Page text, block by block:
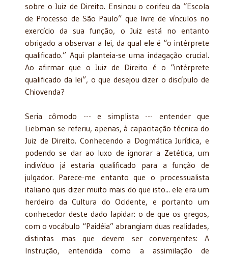
sobre o Juiz de Direito. Ensinou o corifeu da “Escola
de Processo de São Paulo” que livre de vínculos no
exercício da sua função, o Juiz está no entanto
obrigado a observar a lei, da qual ele é “o intérprete
qualificado.” Aqui planteia-se uma indagação crucial.
Ao afirmar que o Juiz de Direito é o “intérprete
qualificado da lei”, o que desejou dizer o discípulo de
Chiovenda?
Seria cômodo --- e simplista --- entender que
Liebman se referiu, apenas, à capacitação técnica do
Juiz de Direito. Conhecendo a Dogmática Jurídica, e
podendo se dar ao luxo de ignorar a Zetética, um
indivíduo já estaria qualificado para a função de
julgador. Parece-me entanto que o processualista
italiano quis dizer muito mais do que isto... ele era um
herdeiro da Cultura do Ocidente, e portanto um
conhecedor deste dado lapidar: o de que os gregos,
com o vocábulo “Paidéia” abrangiam duas realidades,
distintas mas que devem ser convergentes: A
Instrução, entendida como a assimilação de